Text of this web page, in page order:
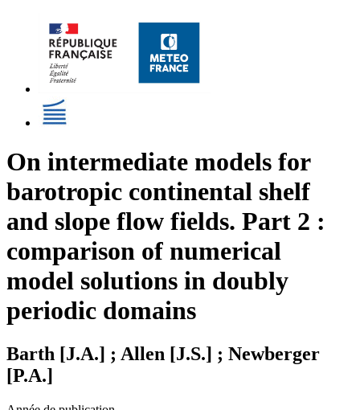
On intermediate models for
barotropic continental shelf
and slope flow fields. Part 2 :
comparison of numerical
model solutions in doubly
periodic domains
Barth [J.A.] ; Allen [J.S.] ; Newberger
[P.A.]